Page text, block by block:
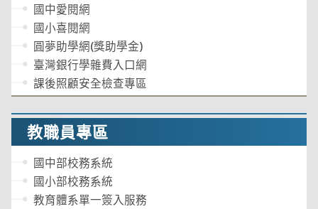
國中愛閱網
國小喜閱網
圓夢助學網(獎助學金)
臺灣銀行學雜費入口網
課後照顧安全檢查專區
教職員專區
國中部校務系統
國小部校務系統
教育體系單一簽入服務